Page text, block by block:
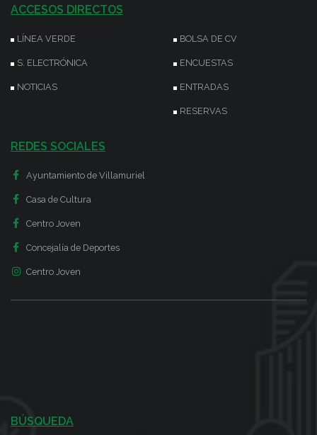
ACCESOS DIRECTOS
LÍNEA VERDE
S. ELECTRÓNICA
NOTICIAS
BOLSA DE CV
ENCUESTAS
ENTRADAS
RESERVAS
REDES SOCIALES
Ayuntamiento de Villamuriel
Casa de Cultura
Centro Joven
Concejalía de Deportes
Centro Joven
BÚSQUEDA